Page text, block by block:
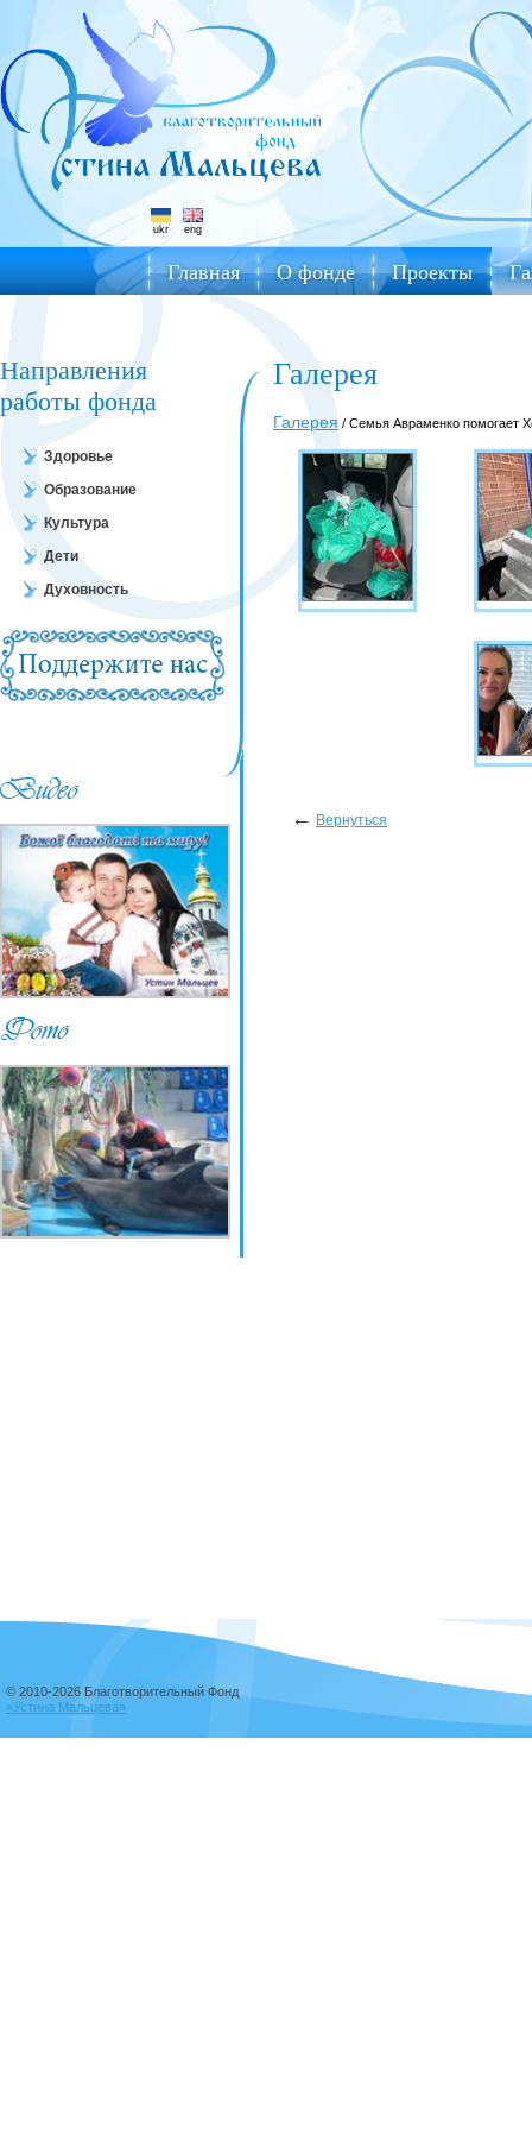
ukr eng
Главная О фонде Проекты
Направления
работы фонда
Здоровье
Образование
Культура
Дети
Духовность
Галерея
Галерея / Семья Авраменко помогает
← Вернуться
© 2010-2026 Благотворительный Фонд
«Устина Мальцева»